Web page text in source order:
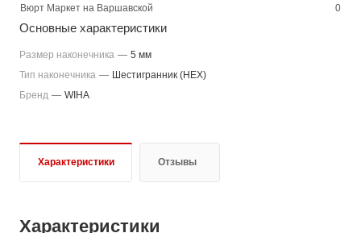
Вюрт Маркет на Варшавской
0
Основные характеристики
Размер наконечника — 5 мм
Тип наконечника — Шестигранник (HEX)
Бренд — WIHA
Характеристики Отзывы
Характеристики